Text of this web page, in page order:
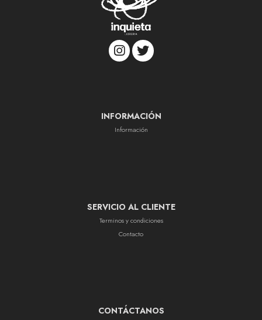
INFORMACIÓN
Información
SERVICIO AL CLIENTE
Terminos y condiciones
Contacto
CONTÁCTANOS